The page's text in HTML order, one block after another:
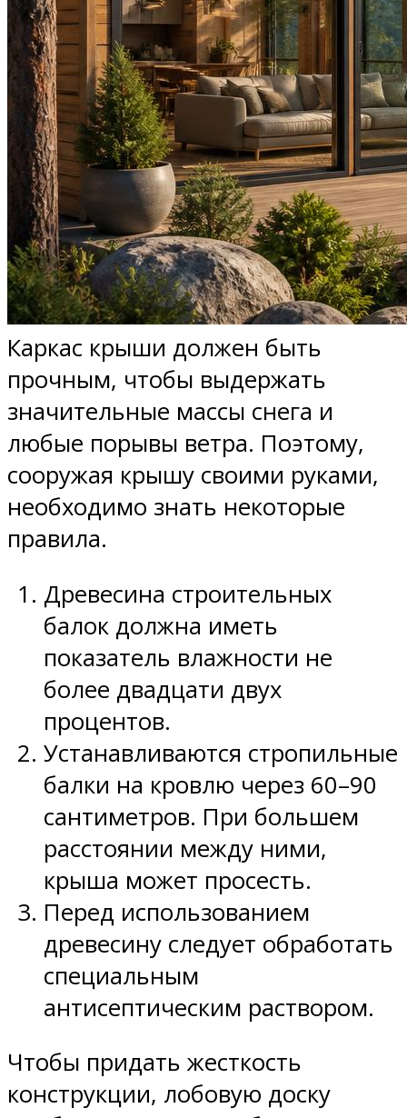
Каркас крыши должен быть
прочным, чтобы выдержать
значительные массы снега и
любые порывы ветра. Поэтому,
сооружая крышу своими руками,
необходимо знать некоторые
правила.
Древесина строительных
балок должна иметь
показатель влажности не
более двадцати двух
процентов.
Устанавливаются стропильные
балки на кровлю через 60–90
сантиметров. При большем
расстоянии между ними,
крыша может просесть.
Перед использованием
древесину следует обработать
специальным
антисептическим раствором.
Чтобы придать жесткость
конструкции, лобовую доску